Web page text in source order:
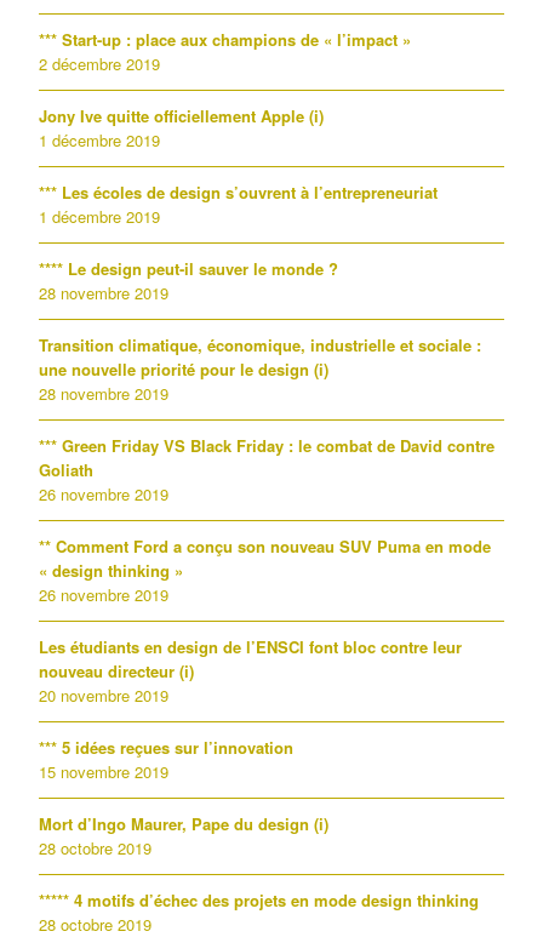
*** Start-up : place aux champions de « l’impact »
2 décembre 2019
Jony Ive quitte officiellement Apple (i)
1 décembre 2019
*** Les écoles de design s’ouvrent à l’entrepreneuriat
1 décembre 2019
**** Le design peut-il sauver le monde ?
28 novembre 2019
Transition climatique, économique, industrielle et sociale :
une nouvelle priorité pour le design (i)
28 novembre 2019
*** Green Friday VS Black Friday : le combat de David contre
Goliath
26 novembre 2019
** Comment Ford a conçu son nouveau SUV Puma en mode
« design thinking »
26 novembre 2019
Les étudiants en design de l’ENSCI font bloc contre leur
nouveau directeur (i)
20 novembre 2019
*** 5 idées reçues sur l’innovation
15 novembre 2019
Mort d’Ingo Maurer, Pape du design (i)
28 octobre 2019
***** 4 motifs d’échec des projets en mode design thinking
28 octobre 2019